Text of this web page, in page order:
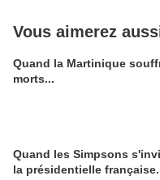
Vous aimerez
Quand la Martinique
morts...
Quand les Simpsons
la présidentielle